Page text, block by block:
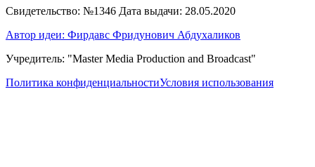
Свидетельство: №1346 Дата выдачи: 28.05.2020
Автор идеи: Фирдавс Фридунович Абдухаликов
Учредитель: "Master Media Production and Broadcast"
Политика конфиденциальностиУсловия использования